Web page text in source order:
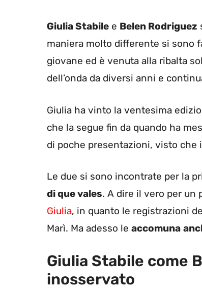
Giulia Stabile e Belen Rodriguez
maniera molto differente si sono
giovane ed è venuta alla ribalta
dell’onda da diversi anni e
Giulia ha vinto la ventesima
che la segue fin da quando ha
di poche presentazioni, visto che
Le due si sono incontrate per la
di que vales. A dire il vero per un
Giulia, in quanto le registrazioni
Marì. Ma adesso le accomuna
Giulia Stabile come
inosservato